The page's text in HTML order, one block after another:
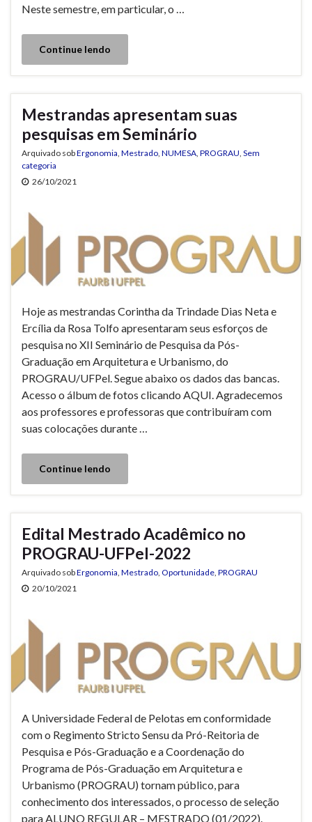
Neste semestre, em particular, o …
Continue lendo
Mestrandas apresentam suas
pesquisas em Seminário
Arquivado sobErgonomia, Mestrado, NUMESA, PROGRAU, Sem
categoria
26/10/2021
Hoje as mestrandas Corintha da Trindade Dias Neta e
Ercília da Rosa Tolfo apresentaram seus esforços de
pesquisa no XII Seminário de Pesquisa da Pós-
Graduação em Arquitetura e Urbanismo, do
PROGRAU/UFPel. Segue abaixo os dados das bancas.
Acesso o álbum de fotos clicando AQUI. Agradecemos
aos professores e professoras que contribuíram com
suas colocações durante …
Continue lendo
Edital Mestrado Acadêmico no
PROGRAU-UFPel-2022
Arquivado sobErgonomia, Mestrado, Oportunidade, PROGRAU
20/10/2021
A Universidade Federal de Pelotas em conformidade
com o Regimento Stricto Sensu da Pró-Reitoria de
Pesquisa e Pós-Graduação e a Coordenação do
Programa de Pós-Graduação em Arquitetura e
Urbanismo (PROGRAU) tornam público, para
conhecimento dos interessados, o processo de seleção
para ALUNO REGULAR – MESTRADO (01/2022).